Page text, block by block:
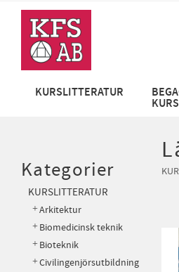
KURSLITTERATUR
Kategorier
KURSLITTERATUR
Arkitektur
Biomedicinsk teknik
Bioteknik
Civilingenjörsutbildning